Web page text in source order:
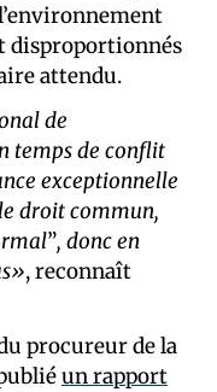
disproportionnés
attendu.
de
temps de conflit
exceptionnelle
droit commun,
”, donc en
, reconnaît
procureur de la
un rapport